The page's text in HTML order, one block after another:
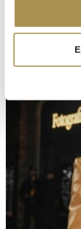
Trigger Symbol
erfassen,
Erfahren Sie
verarbeitet
Abschnitt
Wir verwenden
zu können und
analysieren.